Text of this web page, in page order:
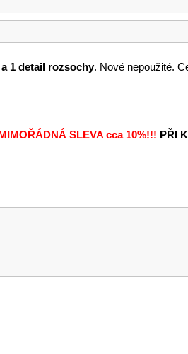
1 detail rozsochy. Nové nepoužité.
SLEVA cca 10%!!! PŘI